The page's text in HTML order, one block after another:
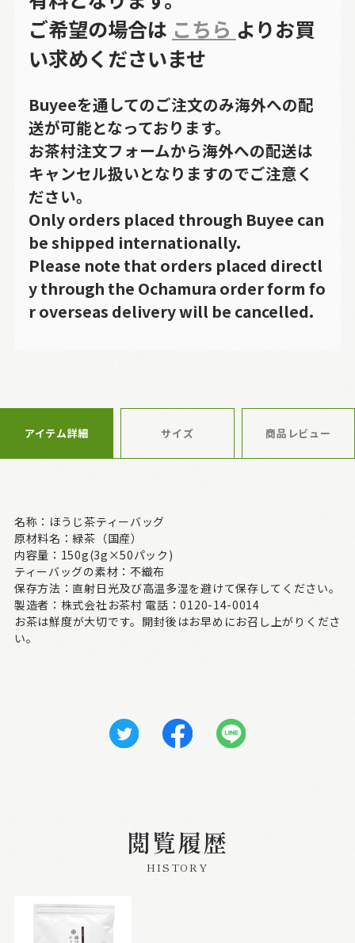
ご希望の場合は こちら よりお買
い求めくださいませ
Buyeeを通してのご注文のみ海外への配
送が可能となっております。
お茶村注文フォームから海外への配送は
キャンセル扱いとなりますのでご注意く
ださい。
Only orders placed through Buyee can
be shipped internationally.
Please note that orders placed directl
y through the Ochamura order form fo
r overseas delivery will be cancelled.
アイテム詳細 サイズ 商品レビュー
名称：ほうじ茶ティーバッグ
原材料名：緑茶（国産）
内容量：150g(3g×50パック)
ティーバッグの素材：不織布
保存方法：直射日光及び高温多湿を避けて保存してください。
製造者：株式会社お茶村 電話：0120-14-0014
お茶は鮮度が大切です。開封後はお早めにお召し上がりくださ
い。
閲覧履歴
HISTORY